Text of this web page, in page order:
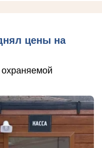
цены на